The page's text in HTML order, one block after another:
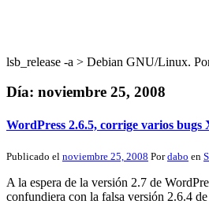
lsb_release -a > Debian GNU/Linux.
Día: noviembre 25, 2008
WordPress 2.6.5, corrige varios bugs
Publicado el noviembre 25, 2008 Pordabo en
A la espera de la versión 2.7 de
confundiera con la falsa versión 2.6.4